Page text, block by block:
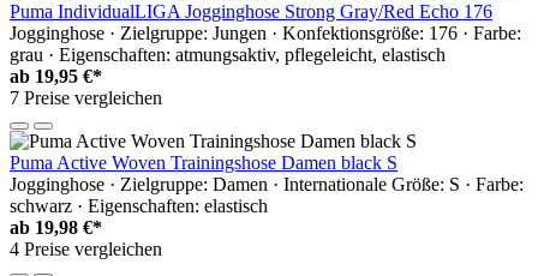
Puma IndividualLIGA Jogginghose Strong Gray/Red Echo 176
Jogginghose · Zielgruppe: Jungen · Konfektionsgröße: 176 · Farbe:
grau · Eigenschaften: atmungsaktiv, pflegeleicht, elastisch
ab 19,95 €*
7 Preise vergleichen
Puma Active Woven Trainingshose Damen black S
Jogginghose · Zielgruppe: Damen · Internationale Größe: S · Farbe:
schwarz · Eigenschaften: elastisch
ab 19,98 €*
4 Preise vergleichen